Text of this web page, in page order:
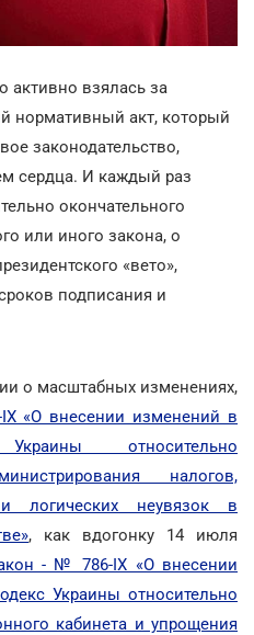
активно взялась за
нормативный акт, который
законодательство,
сердца. И каждый раз
окончательного
или иного закона, о
«вето»,
подписания и
о масштабных изменениях,
«О внесении изменений в
относительно
налогов,
и логических неувязок в
, как вдогонку 14 июля
- № 786-IX «О внесении
Украины относительно
кабинета и упрощения